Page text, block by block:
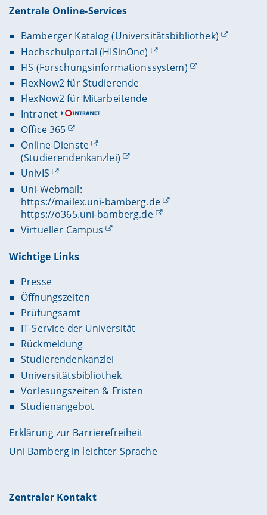
Zentrale Online-Services
Bamberger Katalog (Universitätsbibliothek)
Hochschulportal (HISinOne)
FIS (Forschungsinformationssystem)
FlexNow2 für Studierende
FlexNow2 für Mitarbeitende
Intranet
Office 365
Online-Dienste
(Studierendenkanzlei)
UnivIS
Uni-Webmail:
https://mailex.uni-bamberg.de
https://o365.uni-bamberg.de
Virtueller Campus
Wichtige Links
Presse
Öffnungszeiten
Prüfungsamt
IT-Service der Universität
Rückmeldung
Studierendenkanzlei
Universitätsbibliothek
Vorlesungszeiten & Fristen
Studienangebot
Erklärung zur Barrierefreiheit
Uni Bamberg in leichter Sprache
Zentraler Kontakt